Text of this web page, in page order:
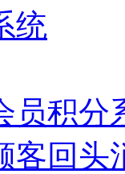
统
员积分
客回头